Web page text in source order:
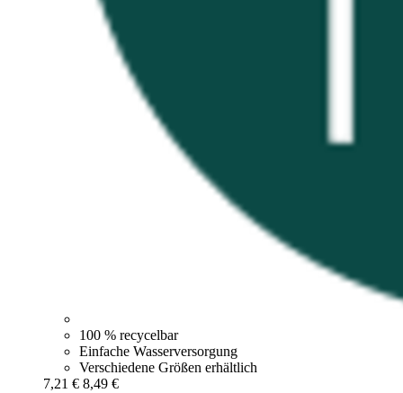
100 % recycelbar
Einfache Wasserversorgung
Verschiedene Größen erhältlich
7,21 € 8,49 €